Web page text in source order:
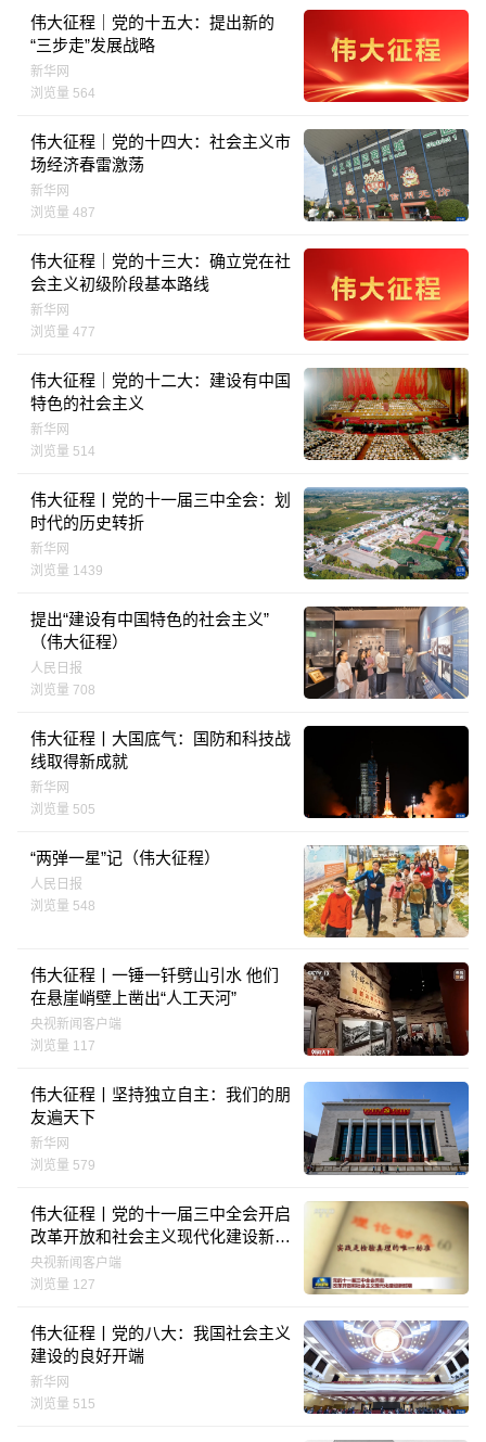
伟大征程｜党的十五大：提出新的
“三步走”发展战略
新华网
浏览量 564
伟大征程｜党的十四大：社会主义市
场经济春雷激荡
新华网
浏览量 487
伟大征程｜党的十三大：确立党在社
会主义初级阶段基本路线
新华网
浏览量 477
伟大征程｜党的十二大：建设有中国
特色的社会主义
新华网
浏览量 514
伟大征程丨党的十一届三中全会：划
时代的历史转折
新华网
浏览量 1439
提出“建设有中国特色的社会主义”
（伟大征程）
人民日报
浏览量 708
伟大征程丨大国底气：国防和科技战
线取得新成就
新华网
浏览量 505
“两弹一星”记（伟大征程）
人民日报
浏览量 548
伟大征程丨一锤一钎劈山引水 他们
在悬崖峭壁上凿出“人工天河”
央视新闻客户端
浏览量 117
伟大征程丨坚持独立自主：我们的朋
友遍天下
新华网
浏览量 579
伟大征程丨党的十一届三中全会开启
改革开放和社会主义现代化建设新时
期
央视新闻客户端
浏览量 127
伟大征程丨党的八大：我国社会主义
建设的良好开端
新华网
浏览量 515